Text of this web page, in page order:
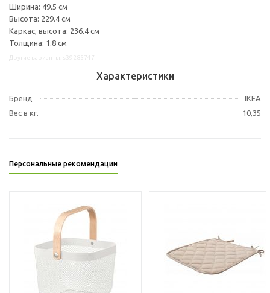
Ширина: 49.5 см
Высота: 229.4 см
Каркас, высота: 236.4 см
Толщина: 1.8 см
Характеристики
Бренд
IKEA
Вес в кг.
10,35
Персональные рекомендации